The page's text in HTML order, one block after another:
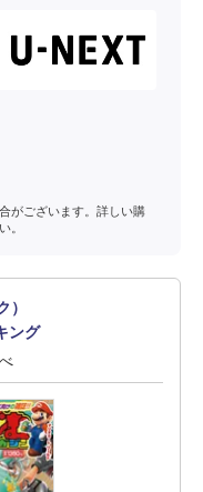
がございます。詳しい購
。
）
ング